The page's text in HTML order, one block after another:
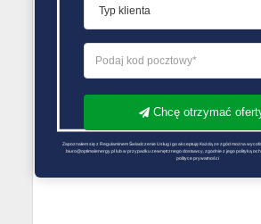
tel. 32 473 02 00
Chcę otrzymać
Zapoznałem się z Regulaminem Świadczenie Usług i go akceptuję Każdą ze zgód można
biuro@optimalenergy.pl lub w przypadku zewnętrznego dostawcy, zgodnie z jego polityką
polityce prywatności